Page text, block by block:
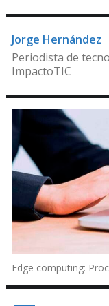
Jorge Hernández
Periodista de
Edge computing: